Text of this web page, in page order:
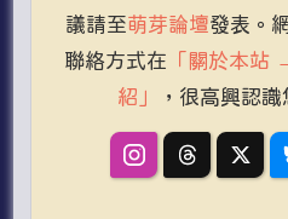
議請至萌芽論壇發表。
聯絡方式在 「關於本
紹」
，很高興認